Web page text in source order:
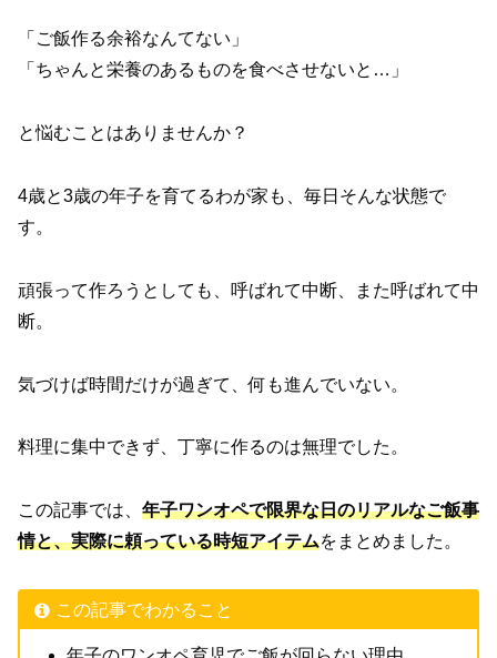
「ご飯作る余裕なんてない」
「ちゃんと栄養のあるものを食べさせないと…」
と悩むことはありませんか？
4歳と3歳の年子を育てるわが家も、毎日そんな状態で
す。
頑張って作ろうとしても、呼ばれて中断、また呼ばれて中
断。
気づけば時間だけが過ぎて、何も進んでいない。
料理に集中できず、丁寧に作るのは無理でした。
この記事では、 年子ワンオペで限界な日のリアルなご飯事
情と、実際に頼っている時短アイテムをまとめました。
この記事でわかること